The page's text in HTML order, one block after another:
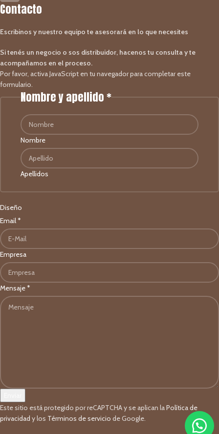
Contacto
Escribinos y nuestro equipo te asesorará en lo que necesites
Si tenés un negocio o sos distribuidor, hacenos tu consulta y te
acompañamos en el proceso.
Por favor, activa JavaScript en tu navegador para completar este
formulario.
Nombre y apellido*
Nombre
Apellidos
Diseño
Email*
Empresa
Mensaje*
Este sitio está protegido por reCAPTCHA y se aplican laPolítica de
privacidad y los Términos de servicio de Google.